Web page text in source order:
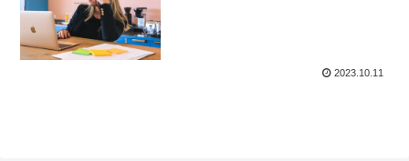
2023.10.11